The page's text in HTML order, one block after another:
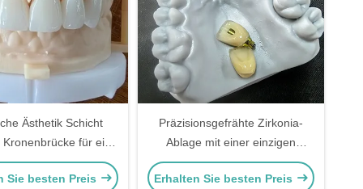
Ästhetik Schicht
für ein
und eine gute
FDA und CE
Sie besten Preis
Präzisionsgefrähte Zirkonia-
Ablage mit einer einzigen
Implantatkrone
Erhalten Sie besten Preis